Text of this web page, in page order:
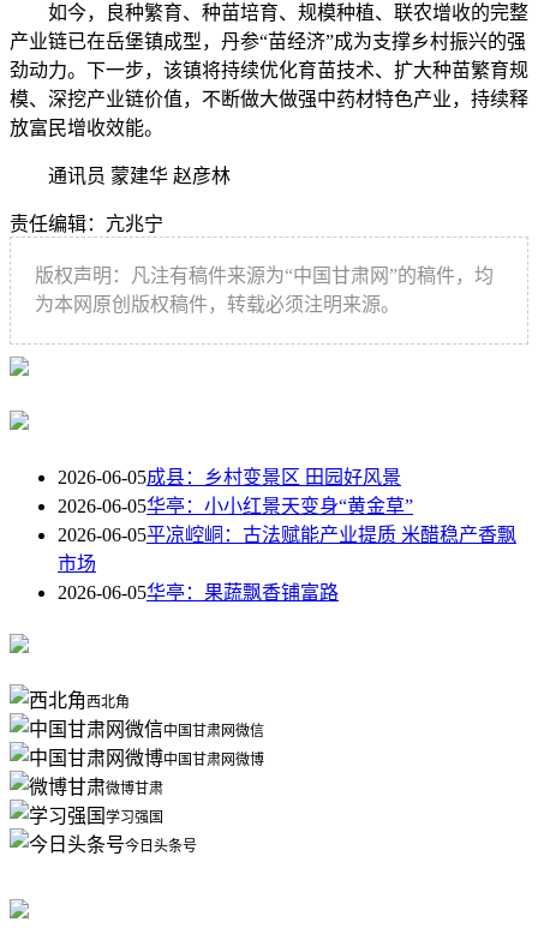
如今，良种繁育、种苗培育、规模种植、联农增收的完整
产业链已在岳堡镇成型，丹参“苗经济”成为支撑乡村振兴的强
劲动力。下一步，该镇将持续优化育苗技术、扩大种苗繁育规
模、深挖产业链价值，不断做大做强中药材特色产业，持续释
放富民增收效能。
通讯员 蒙建华 赵彦林
责任编辑：亢兆宁
版权声明：凡注有稿件来源为“中国甘肃网”的稿件，均
为本网原创版权稿件，转载必须注明来源。
2026-06-05成县：乡村变景区 田园好风景
2026-06-05华亭：小小红景天变身“黄金草”
2026-06-05平凉崆峒：古法赋能产业提质 米醋稳产香飘
市场
2026-06-05华亭：果蔬飘香铺富路
西北角
中国甘肃网微信
中国甘肃网微博
微博甘肃
学习强国
今日头条号